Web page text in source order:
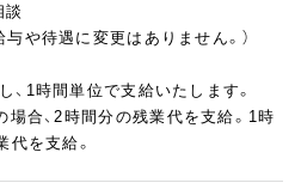
談
や待遇に変更はありません。）
1時間単位で支給いたします。
場合、2時間分の残業代を支給。1時
代を支給。